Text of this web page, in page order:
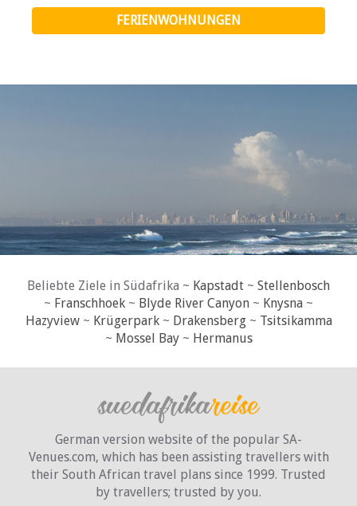
FERIENWOHNUNGEN
Beliebte Ziele in Südafrika ~ Kapstadt ~ Stellenbosch
~ Franschhoek ~ Blyde River Canyon ~ Knysna ~
Hazyview~ Krügerpark~ Drakensberg~ Tsitsikamma
~ Mossel Bay~ Hermanus
German version website of the popular SA-
Venues.com, which has been assisting travellers with
their South African travel plans since 1999. Trusted
by travellers; trusted by you.